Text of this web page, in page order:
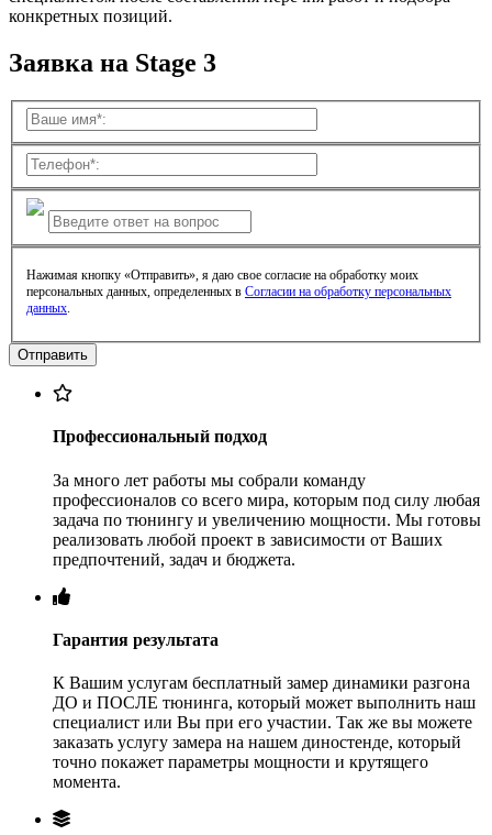
конкретных позиций.
Заявка на Stage 3
Нажимая кнопку «Отправить», я даю свое согласие на обработку моих
персональных данных, определенных в Согласии на обработку персональных
данных.
Профессиональный подход
За много лет работы мы собрали команду
профессионалов со всего мира, которым под силу любая
задача по тюнингу и увеличению мощности. Мы готовы
реализовать любой проект в зависимости от Ваших
предпочтений, задач и бюджета.
Гарантия результата
К Вашим услугам бесплатный замер динамики разгона
ДО и ПОСЛЕ тюнинга, который может выполнить наш
специалист или Вы при его участии. Так же вы можете
заказать услугу замера на нашем диностенде, который
точно покажет параметры мощности и крутящего
момента.